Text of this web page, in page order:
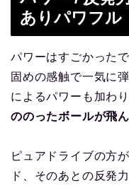
ありパワフル
パワーはすごかったで
固めの感触で一気に
によるパワーも加わり
ののったボールが飛
ピュアドライブの方
ド、そのあとの反発